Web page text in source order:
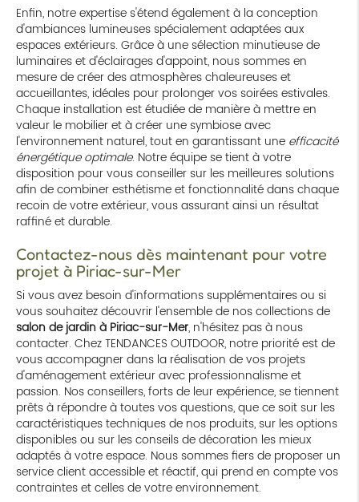
Enfin, notre expertise s'étend également à la conception
d'ambiances lumineuses spécialement adaptées aux
espaces extérieurs. Grâce à une sélection minutieuse de
luminaires et d'éclairages d'appoint, nous sommes en
mesure de créer des atmosphères chaleureuses et
accueillantes, idéales pour prolonger vos soirées estivales.
Chaque installation est étudiée de manière à mettre en
valeur le mobilier et à créer une symbiose avec
l'environnement naturel, tout en garantissant une efficacité
énergétique optimale. Notre équipe se tient à votre
disposition pour vous conseiller sur les meilleures solutions
afin de combiner esthétisme et fonctionnalité dans chaque
recoin de votre extérieur, vous assurant ainsi un résultat
raffiné et durable.
Contactez-nous dès maintenant pour votre
projet à Piriac-sur-Mer
Si vous avez besoin d'informations supplémentaires ou si
vous souhaitez découvrir l'ensemble de nos collections de
salon de jardin à Piriac-sur-Mer, n'hésitez pas à nous
contacter. Chez TENDANCES OUTDOOR, notre priorité est de
vous accompagner dans la réalisation de vos projets
d'aménagement extérieur avec professionnalisme et
passion. Nos conseillers, forts de leur expérience, se tiennent
prêts à répondre à toutes vos questions, que ce soit sur les
caractéristiques techniques de nos produits, sur les options
disponibles ou sur les conseils de décoration les mieux
adaptés à votre espace. Nous sommes fiers de proposer un
service client accessible et réactif, qui prend en compte vos
contraintes et celles de votre environnement.